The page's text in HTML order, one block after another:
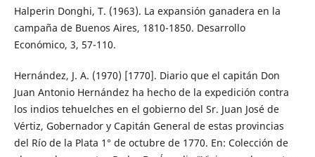
Halperin Donghi, T. (1963). La expansión ganadera en la
campaña de Buenos Aires, 1810-1850. Desarrollo
Económico, 3, 57-110.
Hernández, J. A. (1970) [1770]. Diario que el capitán Don
Juan Antonio Hernández ha hecho de la expedición contra
los indios tehuelches en el gobierno del Sr. Juan José de
Vértiz, Gobernador y Capitán General de estas provincias
del Río de la Plata 1° de octubre de 1770. En: Colección de